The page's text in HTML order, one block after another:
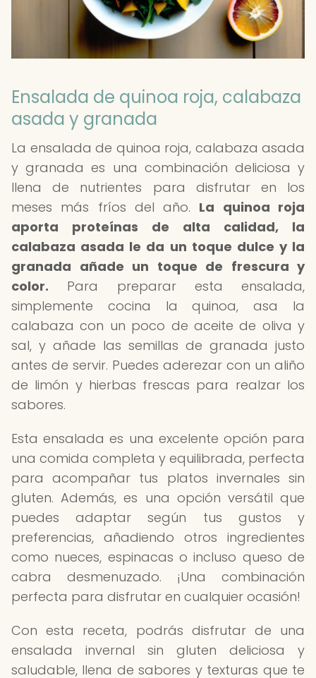
Ensalada de quinoa roja, calabaza
asada y granada
La ensalada de quinoa roja, calabaza asada
y granada es una combinación deliciosa y
llena de nutrientes para disfrutar en los
meses más fríos del año. La quinoa roja
aporta proteínas de alta calidad, la
calabaza asada le da un toque dulce y la
granada añade un toque de frescura y
color. Para preparar esta ensalada,
simplemente cocina la quinoa, asa la
calabaza con un poco de aceite de oliva y
sal, y añade las semillas de granada justo
antes de servir. Puedes aderezar con un aliño
de limón y hierbas frescas para realzar los
sabores.
Esta ensalada es una excelente opción para
una comida completa y equilibrada, perfecta
para acompañar tus platos invernales sin
gluten. Además, es una opción versátil que
puedes adaptar según tus gustos y
preferencias, añadiendo otros ingredientes
como nueces, espinacas o incluso queso de
cabra desmenuzado. ¡Una combinación
perfecta para disfrutar en cualquier ocasión!
Con esta receta, podrás disfrutar de una
ensalada invernal sin gluten deliciosa y
saludable, llena de sabores y texturas que te